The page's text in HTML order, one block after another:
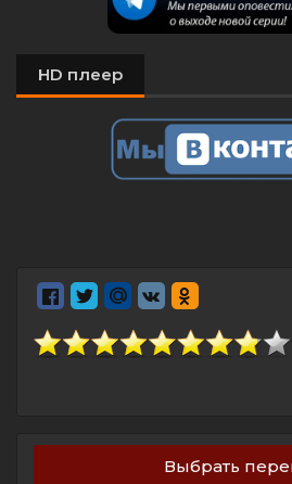
HD плеер
Выбрать